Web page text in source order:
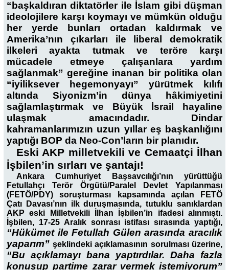
“başkaldıran diktatörler ile İslam gibi düşman
ideolojilere karşı koymayı ve mümkün olduğu
her yerde bunları ortadan kaldırmak ve
Amerika’nın çıkarları ile liberal demokratik
ilkeleri ayakta tutmak ve teröre karşı
mücadele etmeye çalışanlara yardım
sağlanmak” gereğine inanan bir politika olan
“iyiliksever hegemonyayı” yürütmek kılıfı
altında Siyonizm’in dünya hâkimiyetini
sağlamlaştırmak ve Büyük İsrail hayaline
ulaşmak amacındadır. Dindar
kahramanlarımızın uzun yıllar eş başkanlığını
yaptığı BOP da Neo-Con’ların bir planıdır.
Eski AKP milletvekili ve Cemaatçi İlhan
İşbilen’in sırları ve şantajı!
Ankara Cumhuriyet Başsavcılığı’nın yürüttüğü
Fetullahçı Terör Örgütü/Paralel Devlet Yapılanması
(FETÖ/PDY) soruşturması kapsamında açılan FETÖ
Çatı Davası’nın ilk duruşmasında, tutuklu sanıklardan
AKP eski Milletvekili İlhan İşbilen’in ifadesi alınmıştı.
İşbilen, 17-25 Aralık sonrası istifası sırasında yaptığı,
“Hükümet ile Fetullah Gülen arasında aracılık
yaparım” şeklindeki açıklamasının sorulması üzerine,
“Bu açıklamayı bana yaptırdılar. Daha fazla
konuşup partime zarar vermek istemiyorum”